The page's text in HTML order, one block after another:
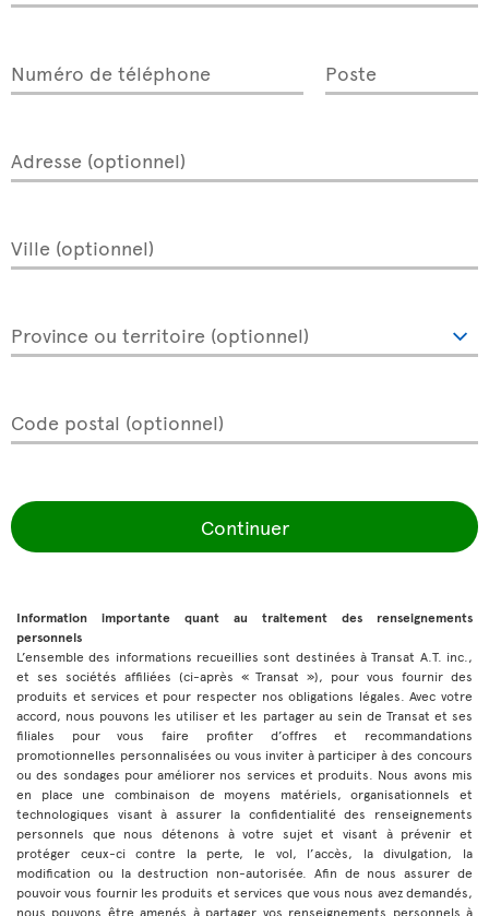
Numéro de téléphone Poste
Adresse (optionnel)
Ville (optionnel)
Province ou territoire (optionnel)
Code postal (optionnel)
Continuer
Information importante quant au traitement des renseignements
personnels
L’ensemble des informations recueillies sont destinées à Transat A.T. inc.,
et ses sociétés affiliées (ci-après « Transat »), pour vous fournir des
produits et services et pour respecter nos obligations légales. Avec votre
accord, nous pouvons les utiliser et les partager au sein de Transat et ses
filiales pour vous faire profiter d’offres et recommandations
promotionnelles personnalisées ou vous inviter à participer à des concours
ou des sondages pour améliorer nos services et produits. Nous avons mis
en place une combinaison de moyens matériels, organisationnels et
technologiques visant à assurer la confidentialité des renseignements
personnels que nous détenons à votre sujet et visant à prévenir et
protéger ceux-ci contre la perte, le vol, l’accès, la divulgation, la
modification ou la destruction non-autorisée. Afin de nous assurer de
pouvoir vous fournir les produits et services que vous nous avez demandés,
nous pouvons être amenés à partager vos renseignements personnels à